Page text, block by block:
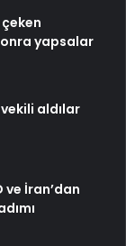
yapsalar
aldılar
ve İran’dan